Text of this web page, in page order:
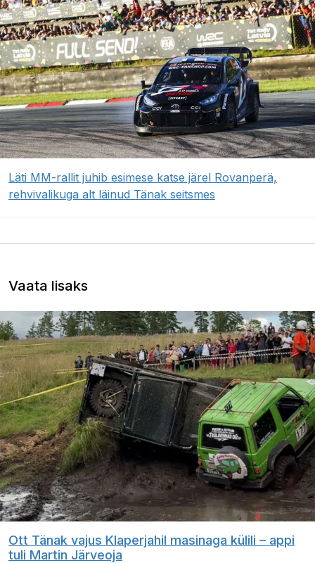
Läti MM-rallit juhib esimese katse järel Rovanperä,
rehvivalikuga alt läinud Tänak seitsmes
Vaata lisaks
Ott Tänak vajus Klaperjahil masinaga külili – appi
tuli Martin Järveoja